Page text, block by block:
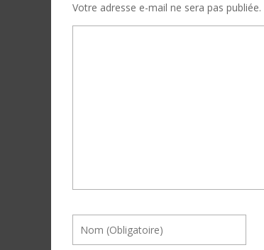
Votre adresse e-mail ne sera pas publiée.